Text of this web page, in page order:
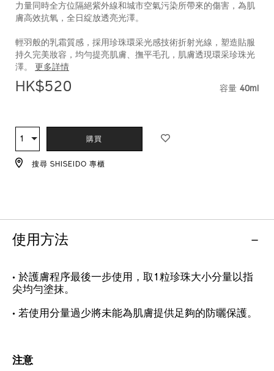
spf30-
pa%2B%2B-
10118120301_hk
力量同時全方位隔絕紫外線和城市空氣污染所帶來的傷害，為肌
膚高效抗氧，全日綻放透亮光澤。
輕羽般的乳霜質感，採用珍珠環采光感技術折射光線，塑造貼服
持久完美妝容，均勻提亮肌膚、撫平毛孔，肌膚透現環采珍珠光
澤。 更多詳情
HK$520 容量 40ml
TO
CART
OPTIONS
ACTIONS
數
量
1 購買
搜尋 SHISEIDO 專櫃
使用方法
• 於護膚程序最後一步使用，取1粒珍珠大小分量以指
尖均勻塗抹。
• 若使用分量過少將未能為肌膚提供足夠的防曬保護。
注意